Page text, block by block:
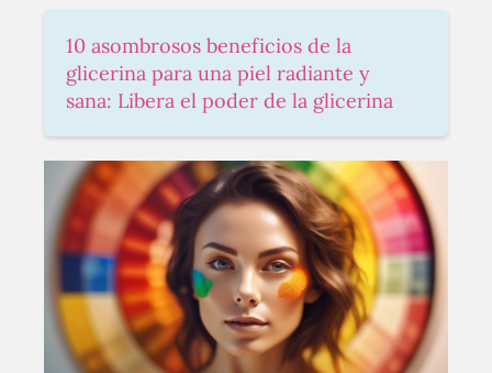
10 asombrosos beneficios de la
glicerina para una piel radiante y
sana: Libera el poder de la glicerina